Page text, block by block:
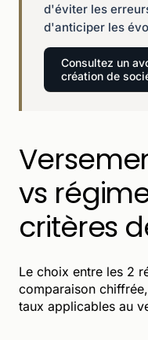
d'éviter les
d'anticiper les
Consultez un
création de
vs
critères
Le choix entre les 2
comparaison
taux applicables au